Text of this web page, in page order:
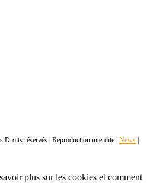
réservés | Reproduction interdite | News
plus sur les cookies et comment